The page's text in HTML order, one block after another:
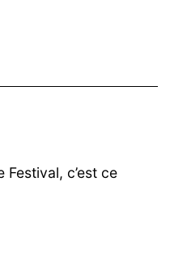
Festival, c’est ce